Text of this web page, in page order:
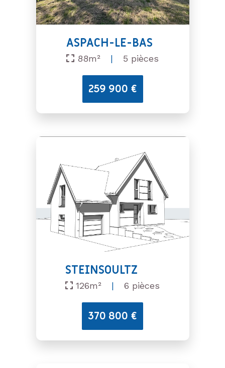
ASPACH-LE-BAS
88m² | 5 pièces
259 900 €
STEINSOULTZ
126m² | 6 pièces
370 800 €